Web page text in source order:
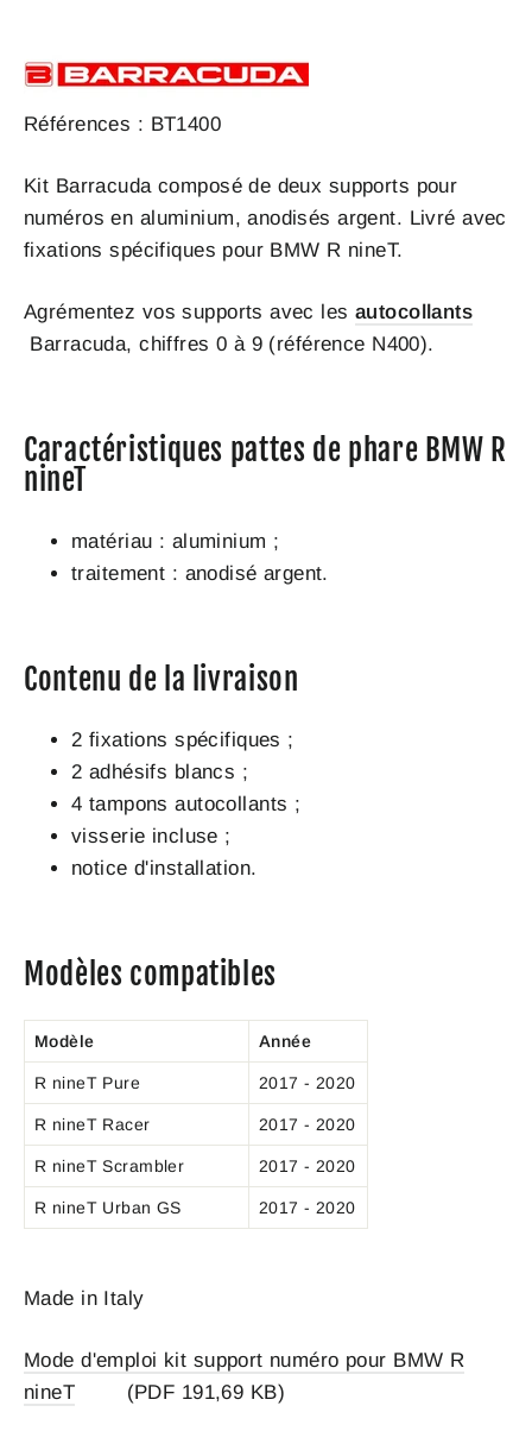
Références : BT1400
Kit Barracuda composé de deux supports pour
numéros en aluminium, anodisés argent. Livré avec
fixations spécifiques pour BMW R nineT.
Agrémentez vos supports avec lesautocollants
Barracuda, chiffres 0 à 9 (référence N400).
Caractéristiques pattes de phare BMW R
nineT
matériau : aluminium ;
traitement : anodisé argent.
Contenu de la livraison
2 fixations spécifiques ;
2 adhésifs blancs ;
4 tampons autocollants ;
visserie incluse ;
notice d'installation.
Modèles compatibles
Modèle Année
R nineT Pure 2017 - 2020
R nineT Racer 2017 - 2020
R nineT Scrambler 2017 - 2020
R nineT Urban GS 2017 - 2020
Made in Italy
Mode d'emploi kit support numéro pour BMW R
nineT
(PDF 191,69 KB)